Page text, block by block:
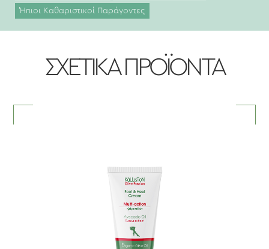
Ήπιοι Καθαριστικοί Παράγοντες
ΣΧΕΤΙΚΑ ΠΡΟΪΟΝΤΑ